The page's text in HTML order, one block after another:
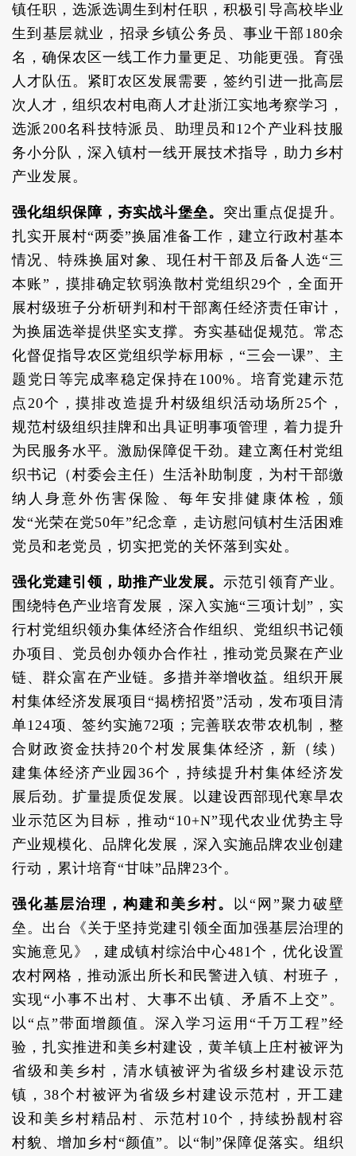
镇任职，选派选调生到村任职，积极引导高校毕业
生到基层就业，招录乡镇公务员、事业干部180余
名，确保农区一线工作力量更足、功能更强。育强
人才队伍。紧盯农区发展需要，签约引进一批高层
次人才，组织农村电商人才赴浙江实地考察学习，
选派200名科技特派员、助理员和12个产业科技服
务小分队，深入镇村一线开展技术指导，助力乡村
产业发展。
强化组织保障，夯实战斗堡垒。 突出重点促提升。
扎实开展村“两委”换届准备工作，建立行政村基本
情况、特殊换届对象、现任村干部及后备人选“三
本账”，摸排确定软弱涣散村党组织29个，全面开
展村级班子分析研判和村干部离任经济责任审计，
为换届选举提供坚实支撑。夯实基础促规范。常态
化督促指导农区党组织学标用标，“三会一课”、主
题党日等完成率稳定保持在100%。培育党建示范
点20个，摸排改造提升村级组织活动场所25个，
规范村级组织挂牌和出具证明事项管理，着力提升
为民服务水平。激励保障促干劲。建立离任村党组
织书记（村委会主任）生活补助制度，为村干部缴
纳人身意外伤害保险、每年安排健康体检，颁
发“光荣在党50年”纪念章，走访慰问镇村生活困难
党员和老党员，切实把党的关怀落到实处。
强化党建引领，助推产业发展。 示范引领育产业。
围绕特色产业培育发展，深入实施“三项计划”，实
行村党组织领办集体经济合作组织、党组织书记领
办项目、党员创办领办合作社，推动党员聚在产业
链、群众富在产业链。多措并举增收益。组织开展
村集体经济发展项目“揭榜招贤”活动，发布项目清
单124项、签约实施72项；完善联农带农机制，整
合财政资金扶持20个村发展集体经济，新（续）
建集体经济产业园36个，持续提升村集体经济发
展后劲。扩量提质促发展。以建设西部现代寒旱农
业示范区为目标，推动“10+N”现代农业优势主导
产业规模化、品牌化发展，深入实施品牌农业创建
行动，累计培育“甘味”品牌23个。
强化基层治理，构建和美乡村。 以“网”聚力破壁
垒。出台《关于坚持党建引领全面加强基层治理的
实施意见》，建成镇村综治中心481个，优化设置
农村网格，推动派出所长和民警进入镇、村班子，
实现“小事不出村、大事不出镇、矛盾不上交”。
以“点”带面增颜值。深入学习运用“千万工程”经
验，扎实推进和美乡村建设，黄羊镇上庄村被评为
省级和美乡村，清水镇被评为省级乡村建设示范
镇，38个村被评为省级乡村建设示范村，开工建
设和美乡村精品村、示范村10个，持续扮靓村容
村貌、增加乡村“颜值”。以“制”保障促落实。组织